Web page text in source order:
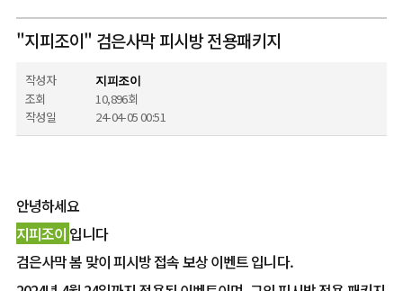
"지피조이" 검은사막 피시방 전용패키지
작성자 지피조이
조회
10,896회
작성일
24-04-05 00:51
안녕하세요
지피조이 입니다
검은사막 봄 맞이 피시방 접속 보상 이벤트 입니다.